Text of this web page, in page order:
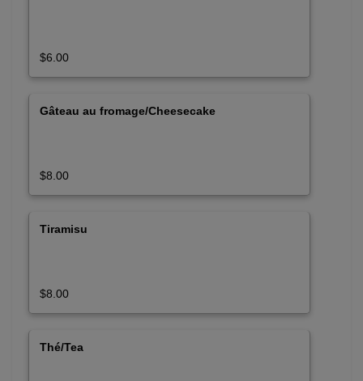
$6.00
Gâteau au fromage/Cheesecake
$8.00
Tiramisu
$8.00
Thé/Tea